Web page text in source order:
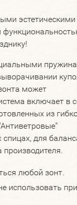
эстетическими
может
включает в
из
спицах, для
любой зонт.
использовать при